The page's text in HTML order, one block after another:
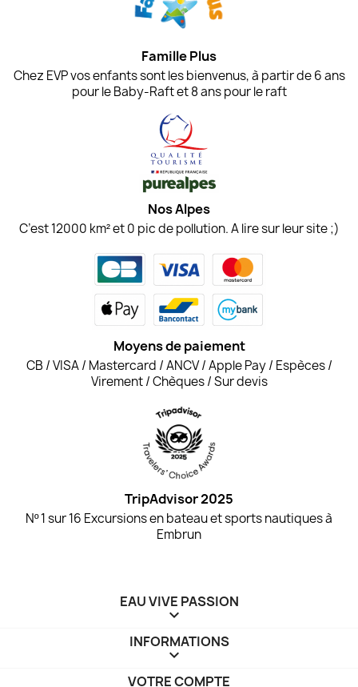
Famille Plus
Chez EVP vos enfants sont les bienvenus, à partir de 6 ans
pour le Baby-Raft et 8 ans pour le raft
Nos Alpes
C’est 12000 km² et 0 pic de pollution. A lire sur leur site ;)
Moyens de paiement
CB / VISA / Mastercard / ANCV / Apple Pay / Espèces /
Virement / Chèques / Sur devis
TripAdvisor 2025
Nº 1 sur 16 Excursions en bateau et sports nautiques à
Embrun
EAU VIVE PASSION

INFORMATIONS

VOTRE COMPTE